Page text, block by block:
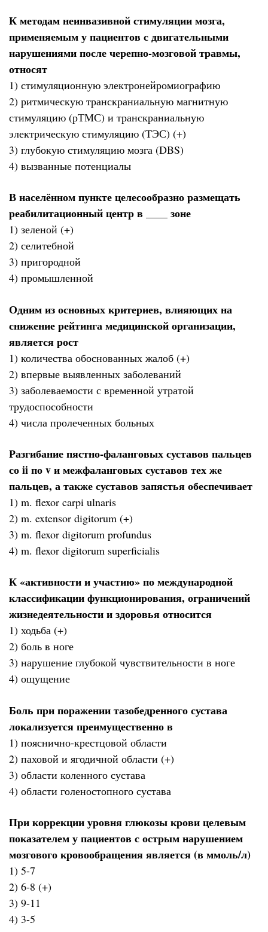
К методам неинвазивной стимуляции мозга,
применяемым у пациентов с двигательными
нарушениями после черепно-мозговой травмы,
относят
1) стимуляционную электронейромиографию
2) ритмическую транскраниальную магнитную
стимуляцию (рТМС) и транскраниальную
электрическую стимуляцию (ТЭС) (+)
3) глубокую стимуляцию мозга (DBS)
4) вызванные потенциалы
В населённом пункте целесообразно размещать
реабилитационный центр в ____ зоне
1) зеленой (+)
2) селитебной
3) пригородной
4) промышленной
Одним из основных критериев, влияющих на
снижение рейтинга медицинской организации,
является рост
1) количества обоснованных жалоб (+)
2) впервые выявленных заболеваний
3) заболеваемости с временной утратой
трудоспособности
4) числа пролеченных больных
Разгибание пястно-фаланговых суставов пальцев
со ii по v и межфаланговых суставов тех же
пальцев, а также суставов запястья обеспечивает
1) m. flexor carpi ulnaris
2) m. extensor digitorum (+)
3) m. flexor digitorum profundus
4) m. flexor digitorum superficialis
К «активности и участию» по международной
классификации функционирования, ограничений
жизнедеятельности и здоровья относится
1) ходьба (+)
2) боль в ноге
3) нарушение глубокой чувствительности в ноге
4) ощущение
Боль при поражении тазобедренного сустава
локализуется преимущественно в
1) пояснично-крестцовой области
2) паховой и ягодичной области (+)
3) области коленного сустава
4) области голеностопного сустава
При коррекции уровня глюкозы крови целевым
показателем у пациентов с острым нарушением
мозгового кровообращения является (в ммоль/л)
1) 5-7
2) 6-8 (+)
3) 9-11
4) 3-5